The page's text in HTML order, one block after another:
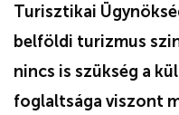
Turisztikai
belföldi turizmus
nincs is szükség a
foglaltsága viszont